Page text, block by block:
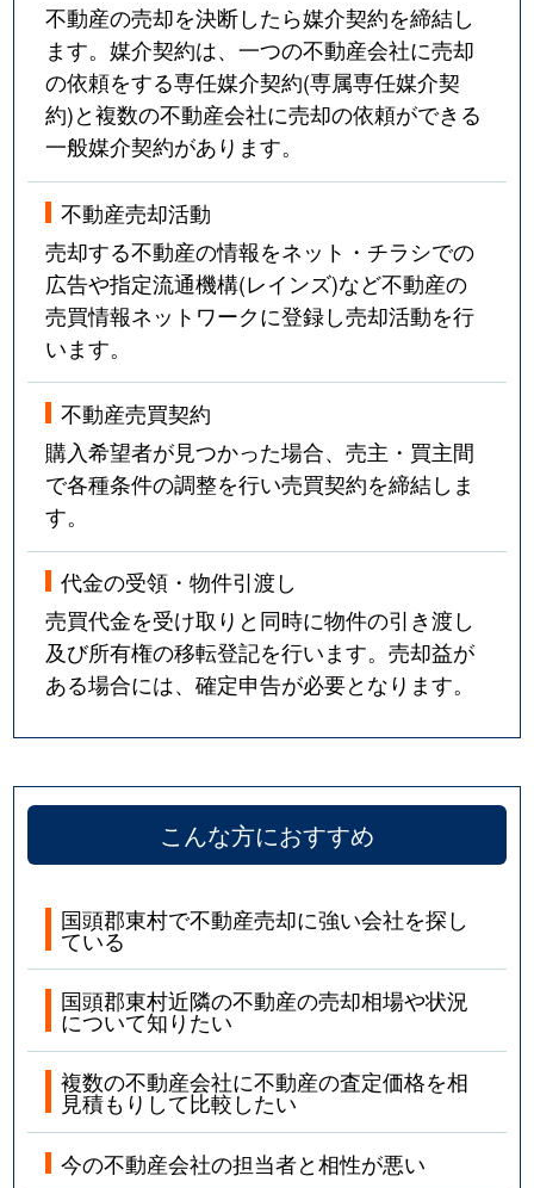
不動産の売却を決断したら媒介契約を締結し
ます。媒介契約は、一つの不動産会社に売却
の依頼をする専任媒介契約(専属専任媒介契
約)と複数の不動産会社に売却の依頼ができる
一般媒介契約があります。
不動産売却活動
売却する不動産の情報をネット・チラシでの
広告や指定流通機構(レインズ)など不動産の
売買情報ネットワークに登録し売却活動を行
います。
不動産売買契約
購入希望者が見つかった場合、売主・買主間
で各種条件の調整を行い売買契約を締結しま
す。
代金の受領・物件引渡し
売買代金を受け取りと同時に物件の引き渡し
及び所有権の移転登記を行います。売却益が
ある場合には、確定申告が必要となります。
こんな方におすすめ
国頭郡東村で不動産売却に強い会社を探し
ている
国頭郡東村近隣の不動産の売却相場や状況
について知りたい
複数の不動産会社に不動産の査定価格を相
見積もりして比較したい
今の不動産会社の担当者と相性が悪い